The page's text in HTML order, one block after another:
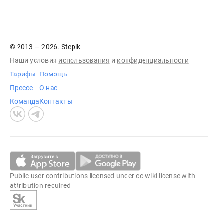
© 2013 — 2026. Stepik
Наши условия использования и конфиденциальности
Тарифы
Прессе
Команда
Помощь
О нас
Контакты
Public user contributions licensed undercc-wiki license with
attribution required